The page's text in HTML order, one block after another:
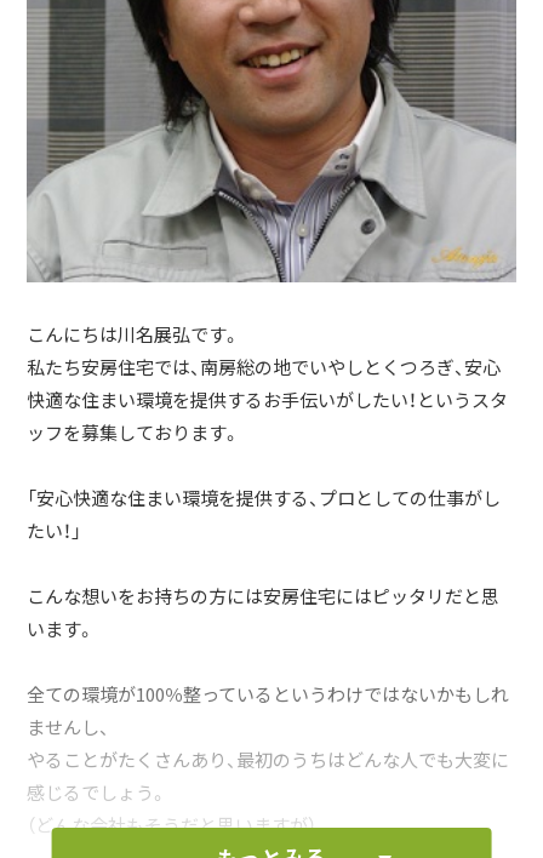
こんにちは川名展弘です。
私たち安房住宅では、南房総の地でいやしとくつろぎ、安心
快適な住まい環境を提供するお手伝いがしたい！というスタ
ッフを募集しております。
「安心快適な住まい環境を提供する、プロとしての仕事がし
たい！」
こんな想いをお持ちの方には安房住宅にはピッタリだと思
います。
全ての環境が100％整っているというわけではないかもしれ
ませんし、
やることがたくさんあり、最初のうちはどんな人でも大変に
感じるでしょう。
（どんな会社もそうだと思いますが）